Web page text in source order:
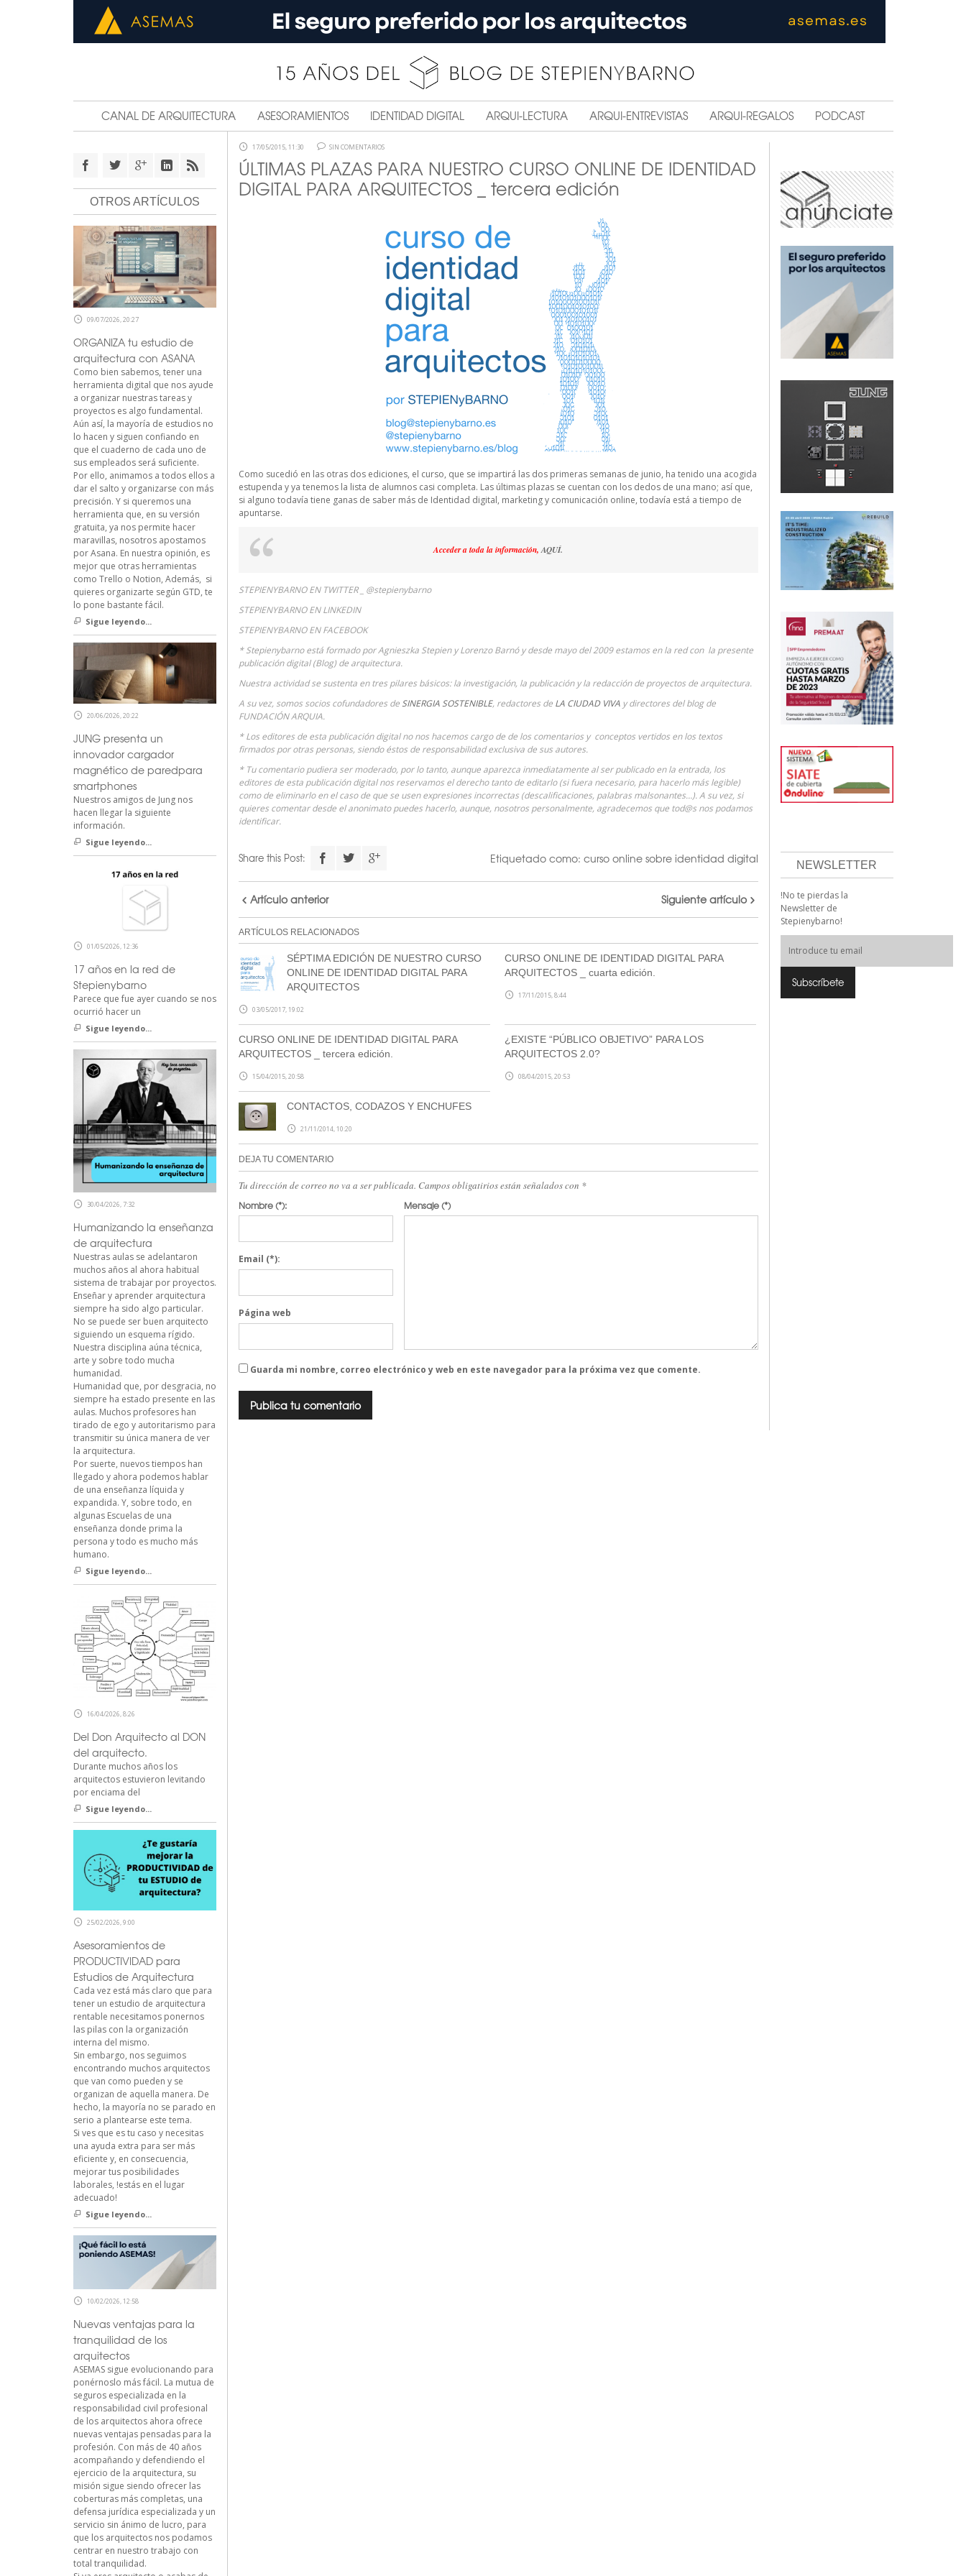
CANAL DE ARQUITECTURA ASESORAMIENTOS IDENTIDAD DIGITAL ARQUI-LECTURA ARQUI-ENTREVISTAS ARQUI-REGALOS PODCAST
17/05/2015, 11:30 SIN COMENTARIOS
ÚLTIMAS PLAZAS PARA NUESTRO CURSO ONLINE DE IDENTIDAD
DIGITAL PARA ARQUITECTOS _ tercera edición
Como sucedió en las otras dos ediciones, el curso, que se impartirá las dos primeras semanas de junio, ha tenido una acogida
estupenda y ya tenemos la lista de alumnos casi completa. Las últimas plazas se cuentan con los dedos de una mano; así que,
si alguno todavía tiene ganas de saber más de Identidad digital, marketing y comunicación online, todavía está a tiempo de
apuntarse.
Acceder a toda la información,AQUÍ.
STEPIENYBARNO EN TWITTER _ @stepienybarno
STEPIENYBARNO EN LINKEDIN
STEPIENYBARNO EN FACEBOOK
* Stepienybarno está formado por Agnieszka Stepien y Lorenzo Barnó y desde mayo del 2009 estamos en la red con la presente
publicación digital (Blog) de arquitectura.
Nuestra actividad se sustenta en tres pilares básicos: la investigación, la publicación y la redacción de proyectos de arquitectura.
A su vez, somos socios cofundadores deSINERGIA SOSTENIBLE, redactores de LA CIUDAD VIVAy directores del blog de
FUNDACIÓN ARQUIA.
* Los editores de esta publicación digital no nos hacemos cargo de de los comentarios y conceptos vertidos en los textos
firmados por otras personas, siendo éstos de responsabilidad exclusiva de sus autores.
* Tu comentario pudiera ser moderado, por lo tanto, aunque aparezca inmediatamente al ser publicado en la entrada, los
editores de esta publicación digital nos reservamos el derecho tanto de editarlo (si fuera necesario, para hacerlo más legible)
como de eliminarlo en el caso de que se usen expresiones incorrectas (descalificaciones, palabras malsonantes…). A su vez, si
quieres comentar desde el anonimato puedes hacerlo, aunque, nosotros personalmente, agradecemos que tod@s nos podamos
identificar.
Share this Post: Etiquetado como: curso online sobre identidad digital
Artículo anterior Siguiente artículo
ARTÍCULOS RELACIONADOS
SÉPTIMA EDICIÓN DE NUESTRO CURSO
ONLINE DE IDENTIDAD DIGITAL PARA
ARQUITECTOS
03/05/2017, 19:02
CURSO ONLINE DE IDENTIDAD DIGITAL PARA
ARQUITECTOS _ cuarta edición.
17/11/2015, 8:44
CURSO ONLINE DE IDENTIDAD DIGITAL PARA
ARQUITECTOS _ tercera edición.
15/04/2015, 20:58
¿EXISTE “PÚBLICO OBJETIVO” PARA LOS
ARQUITECTOS 2.0?
08/04/2015, 20:53
CONTACTOS, CODAZOS Y ENCHUFES
21/11/2014, 10:20
DEJA TU COMENTARIO
Tu dirección de correo no va a ser publicada. Campos obligatirios están señalados con *
Mensaje(*)
Nombre(*):
Email (*):
Página web
Guarda mi nombre, correo electrónico y web en este navegador para la próxima vez que comente.
NEWSLETTER
!No te pierdas la
Newsletter de
Stepienybarno!
OTROS ARTÍCULOS
09/07/2026, 20:27
ORGANIZA tu estudio de
arquitectura con ASANA
Como bien sabemos, tener una
herramienta digital que nos ayude
a organizar nuestras tareas y
proyectos es algo fundamental.
Aún así, la mayoría de estudios no
lo hacen y siguen confiando en
que el cuaderno de cada uno de
sus empleados será suficiente.
Por ello, animamos a todos ellos a
dar el salto y organizarse con más
precisión. Y si queremos una
herramienta que, en su versión
gratuita, ya nos permite hacer
maravillas, nosotros apostamos
por Asana. En nuestra opinión, es
mejor que otras herramientas
como Trello o Notion, Además, si
quieres organizarte según GTD, te
lo pone bastante fácil.
Sigue leyendo...
20/06/2026, 20:22
JUNG presenta un
innovador cargador
magnético de paredpara
smartphones
Nuestros amigos de Jung nos
hacen llegar la siguiente
información.
Sigue leyendo...
01/05/2026, 12:36
17 años en la red de
Stepienybarno
Parece que fue ayer cuando se nos
ocurrió hacer un
Sigue leyendo...
30/04/2026, 7:32
Humanizando la enseñanza
de arquitectura
Nuestras aulas se adelantaron
muchos años al ahora habitual
sistema de trabajar por proyectos.
Enseñar y aprender arquitectura
siempre ha sido algo particular.
No se puede ser buen arquitecto
siguiendo un esquema rígido.
Nuestra disciplina aúna técnica,
arte y sobre todo mucha
humanidad.
Humanidad que, por desgracia, no
siempre ha estado presente en las
aulas. Muchos profesores han
tirado de ego y autoritarismo para
transmitir su única manera de ver
la arquitectura.
Por suerte, nuevos tiempos han
llegado y ahora podemos hablar
de una enseñanza líquida y
expandida. Y, sobre todo, en
algunas Escuelas de una
enseñanza donde prima la
persona y todo es mucho más
humano.
Sigue leyendo...
16/04/2026, 8:26
Del Don Arquitecto al DON
del arquitecto.
Durante muchos años los
arquitectos estuvieron levitando
por enciama del
Sigue leyendo...
25/02/2026, 9:00
Asesoramientos de
PRODUCTIVIDAD para
Estudios de Arquitectura
Cada vez está más claro que para
tener un estudio de arquitectura
rentable necesitamos ponernos
las pilas con la organización
interna del mismo.
Sin embargo, nos seguimos
encontrando muchos arquitectos
que van como pueden y se
organizan de aquella manera. De
hecho, la mayoría no se parado en
serio a plantearse este tema.
Si ves que es tu caso y necesitas
una ayuda extra para ser más
eficiente y, en consecuencia,
mejorar tus posibilidades
laborales, !estás en el lugar
adecuado!
Sigue leyendo...
10/02/2026, 12:58
Nuevas ventajas para la
tranquilidad de los
arquitectos
ASEMAS sigue evolucionando para
ponérnoslo más fácil. La mutua de
seguros especializada en la
responsabilidad civil profesional
de los arquitectos ahora ofrece
nuevas ventajas pensadas para la
profesión. Con más de 40 años
acompañando y defendiendo el
ejercicio de la arquitectura, su
misión sigue siendo ofrecer las
coberturas más completas, una
defensa jurídica especializada y un
servicio sin ánimo de lucro, para
que los arquitectos nos podamos
centrar en nuestro trabajo con
total tranquilidad.